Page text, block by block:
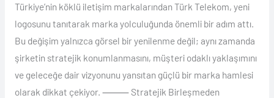
Türkiye’nin köklü iletişim markalarından Türk Telekom, yeni
logosunu tanıtarak marka yolculuğunda önemli bir adım attı.
Bu değişim yalnızca görsel bir yenilenme değil; aynı zamanda
şirketin stratejik konumlanmasını, müşteri odaklı yaklaşımını
ve geleceğe dair vizyonunu yansıtan güçlü bir marka hamlesi
olarak dikkat çekiyor. ⸻ Stratejik Birleşmeden